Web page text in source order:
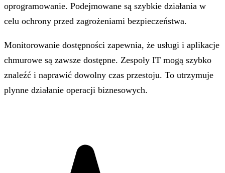
oprogramowanie. Podejmowane są szybkie działania w
celu ochrony przed zagrożeniami bezpieczeństwa.
Monitorowanie dostępności zapewnia, że usługi i aplikacje
chmurowe są zawsze dostępne. Zespoły IT mogą szybko
znaleźć i naprawić dowolny czas przestoju. To utrzymuje
plynne działanie operacji biznesowych.